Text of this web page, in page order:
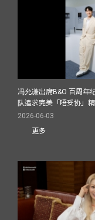
冯允谦出席B&O 百周年
队追求完美「唔妥协」
2026-06-03
更多